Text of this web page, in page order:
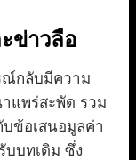
ข่าวลือ
ณ์กลับมีความ
แพร่สะพัด รวม
บข้อเสนอมูลค่า
บบทเดิม ซึ่ง